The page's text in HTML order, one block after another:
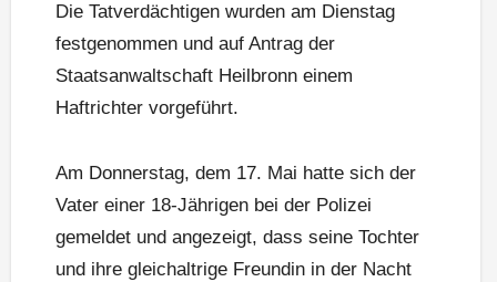
Die Tatverdächtigen wurden am Dienstag
festgenommen und auf Antrag der
Staatsanwaltschaft Heilbronn einem
Haftrichter vorgeführt.
Am Donnerstag, dem 17. Mai hatte sich der
Vater einer 18-Jährigen bei der Polizei
gemeldet und angezeigt, dass seine Tochter
und ihre gleichaltrige Freundin in der Nacht